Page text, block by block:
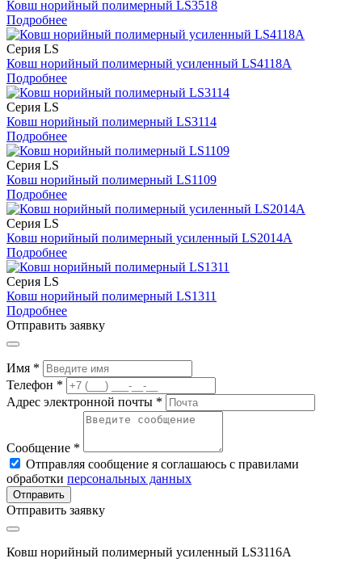
Ковш норийный полимерный LS3518
Подробнее
Серия LS
Ковш норийный полимерный усиленный LS4118A
Подробнее
Серия LS
Ковш норийный полимерный LS3114
Подробнее
Серия LS
Ковш норийный полимерный LS1109
Подробнее
Серия LS
Ковш норийный полимерный усиленный LS2014A
Подробнее
Серия LS
Ковш норийный полимерный LS1311
Подробнее
Отправить заявку
Имя *
Телефон *
Адрес электронной почты *
Сообщение *
Отправляя сообщение я соглашаюсь с правилами
обработки персональных данных
Отправить
Отправить заявку
Ковш норийный полимерный усиленный LS3116A